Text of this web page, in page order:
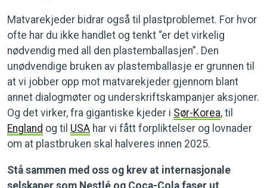
Matvarekjeder bidrar også til plastproblemet. For hvor
ofte har du ikke handlet og tenkt “er det virkelig
nødvendig med all den plastemballasjen”. Den
unødvendige bruken av plastemballasje er grunnen til
at vi jobber opp mot matvarekjeder gjennom blant
annet dialogmøter og underskriftskampanjer aksjoner.
Og det virker, fra gigantiske kjeder i Sør-Korea, til
England og til USA har vi fått forpliktelser og lovnader
om at plastbruken skal halveres innen 2025.
Stå sammen med oss og krev at internasjonale
selskaper som Nestlé og Coca-Cola faser ut